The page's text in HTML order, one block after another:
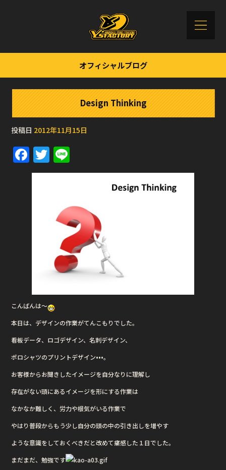
オフィシャルブログ
Design Thinking
投稿日 2012年11月15日
F
a
T
w
te
r
n
こんばんは〜
本日は、デザインの作業がてんこもりでした。
看板データ、ロゴデザイン、名刺デザイン、
ポロシャツのプリントデザイン•••。
お客様からお聞きしたイメージを自分なりに理解し
存在がない頭にあるイメージを形にする作業は
なかなか難しく、労力や根気がいる作業で
やはり普段からもう少し自分の頭の中の引き出しを増やす
ような意識をしておくべきだと改めて痛感した１日でした。
まだまだ、勉強です